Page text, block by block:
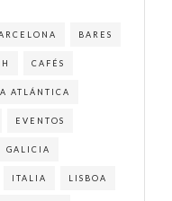
BARES
CAFÉS
ATLÁNTICA
EVENTOS
GALICIA
ITALIA LISBOA